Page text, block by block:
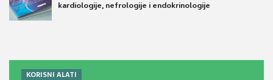
kardiologije, nefrologije i endokrinologije
KORISNI ALATI